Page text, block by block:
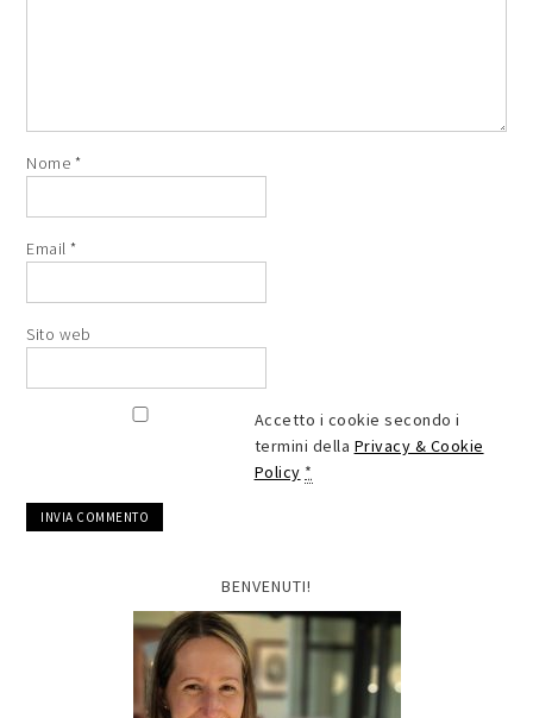
Nome *
Email*
Sito web
Accetto i cookie secondo i
termini della Privacy & Cookie
Policy *
BENVENUTI!